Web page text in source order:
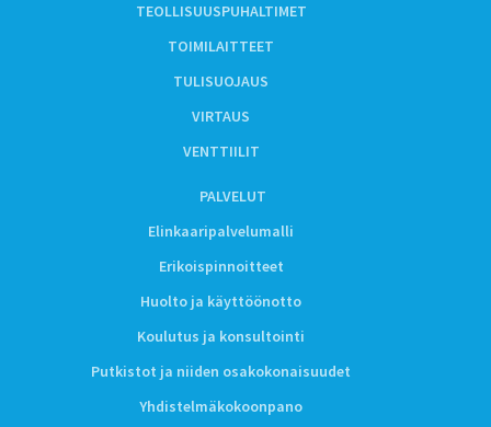
TEOLLISUUSPUHALTIMET
TOIMILAITTEET
TULISUOJAUS
VIRTAUS
VENTTIILIT
PALVELUT
Elinkaaripalvelumalli
Erikoispinnoitteet
Huolto ja käyttöönotto
Koulutus ja konsultointi
Putkistot ja niiden osakokonaisuudet
Yhdistelmäkokoonpano